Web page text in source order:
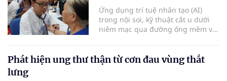
Ứng dụng trí tuệ nhân tạo (AI)
trong nội soi, kỹ thuật cắt u dưới
niêm mạc qua đường ống mềm và
là những nội dung trọng tâm được
báo cáo tại Hội thảo khoa học cập
Phát hiện ung thư thận từ cơn đau vùng thắt
lưng